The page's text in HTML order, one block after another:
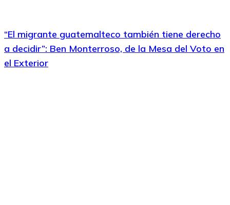
“El migrante guatemalteco también tiene derecho
a decidir”: Ben Monterroso, de la Mesa del Voto en
el Exterior